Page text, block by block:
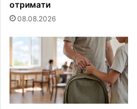
отримати
08.08.2026